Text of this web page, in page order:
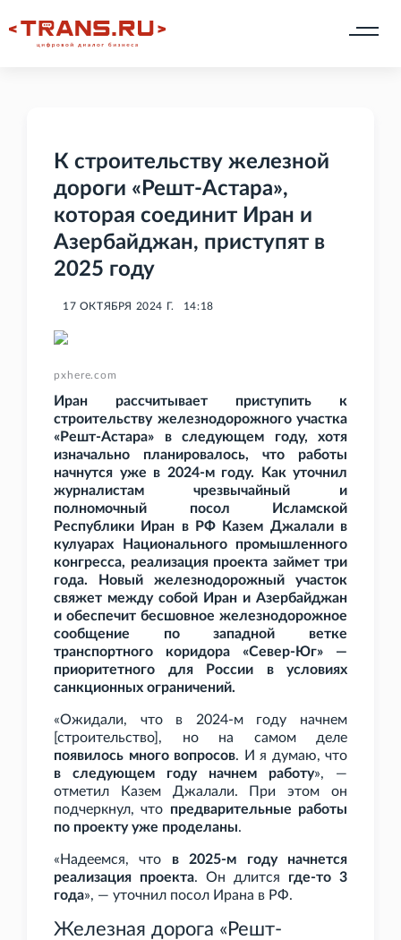
К строительству железной
дороги «Решт-Астара»,
которая соединит Иран и
Азербайджан, приступят в
2025 году
17 ОКТЯБРЯ 2024 Г. 14:18
pxhere.com
Иран рассчитывает приступить к
строительству железнодорожного участка
«Решт-Астара» в следующем году, хотя
изначально планировалось, что работы
начнутся уже в 2024-м году. Как уточнил
журналистам чрезвычайный и
полномочный посол Исламской
Республики Иран в РФ Казем Джалали в
кулуарах Национального промышленного
конгресса, реализация проекта займет три
года. Новый железнодорожный участок
свяжет между собой Иран и Азербайджан
и обеспечит бесшовное железнодорожное
сообщение по западной ветке
транспортного коридора «Север-Юг» —
приоритетного для России в условиях
санкционных ограничений.
«Ожидали, что в 2024-м году начнем
[строительство], но на самом деле
появилось много вопросов. И я думаю, что
в следующем году начнем работу», —
отметил Казем Джалали. При этом он
подчеркнул, что предварительные работы
по проекту уже проделаны.
«Надеемся, что в 2025-м году начнется
реализация проекта. Он длится где-то 3
года», — уточнил посол Ирана в РФ.
Железная дорога «Решт-